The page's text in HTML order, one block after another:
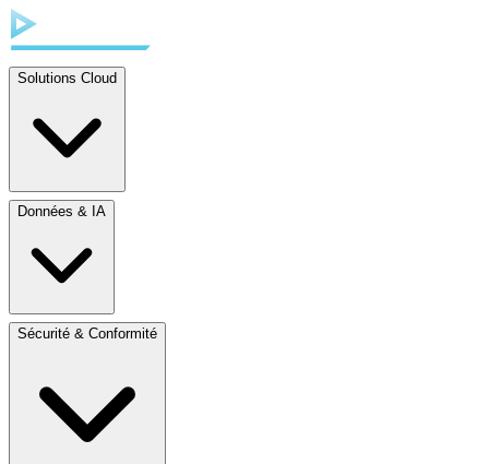
Solutions Cloud
Données & IA
Sécurité & Conformité